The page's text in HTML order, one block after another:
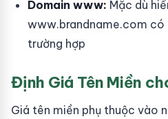
Domain www: Mặc dù
www.brandname.com
trường hợp
Định Giá Tên Miền
Giá tên miền phụ thuộc vào